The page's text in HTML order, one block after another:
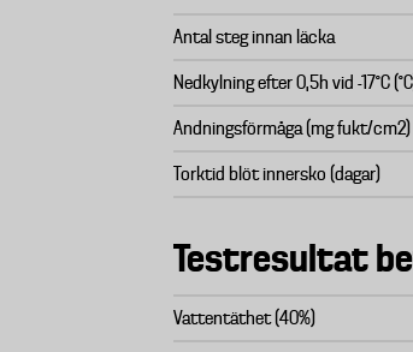
Antal steg innan läcka
Nedkylning efter 0,5h vid -17°C
Andningsförmåga (mg fukt/cm2)
Torktid blöt innersko (dagar)
Testresultat
Vattentäthet (40%)